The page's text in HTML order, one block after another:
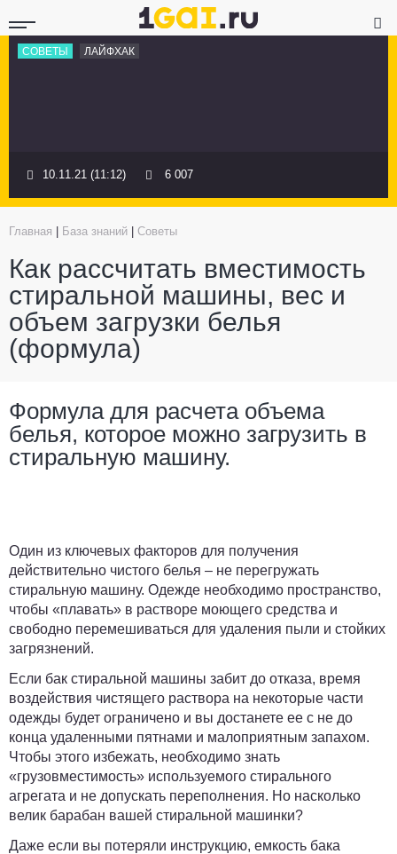
СОВЕТЫ ЛАЙФХАК
10.11.21 (11:12) 6 007
Главная База знаний Советы
Как рассчитать вместимость
стиральной машины, вес и
объем загрузки белья
(формула)
Формула для расчета объема
белья, которое можно загрузить в
стиральную машину.
Один из ключевых факторов для получения
действительно чистого белья – не перегружать
стиральную машину. Одежде необходимо пространство,
чтобы «плавать» в растворе моющего средства и
свободно перемешиваться для удаления пыли и стойких
загрязнений.
Если бак стиральной машины забит до отказа, время
воздействия чистящего раствора на некоторые части
одежды будет ограничено и вы достанете ее с не до
конца удаленными пятнами и малоприятным запахом.
Чтобы этого избежать, необходимо знать
«грузовместимость» используемого стирального
агрегата и не допускать переполнения. Но насколько
велик барабан вашей стиральной машинки?
Даже если вы потеряли инструкцию, емкость бака